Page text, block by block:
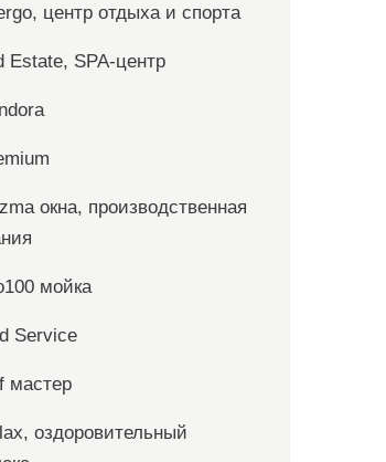
центр отдыха и спорта
Estate, SPA-центр
окна, производственная
мойка
Service
мастер
оздоровительный